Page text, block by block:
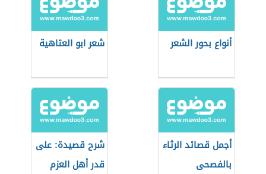
أنواع بحور الشعر شعر ابو العتاهية
أجمل قصائد الرثاء
بالفصحى
شرح قصيدة: على
قدر أهل العزم